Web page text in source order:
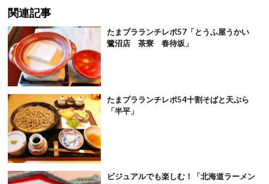
関連記事
たまプラランチレポ57「とうふ屋うかい
鷺沼店 茶寮 春待坂」
たまプラランチレポ54十割そばと天ぷら
「半平」
ビジュアルでも楽しむ！「北海道ラーメン